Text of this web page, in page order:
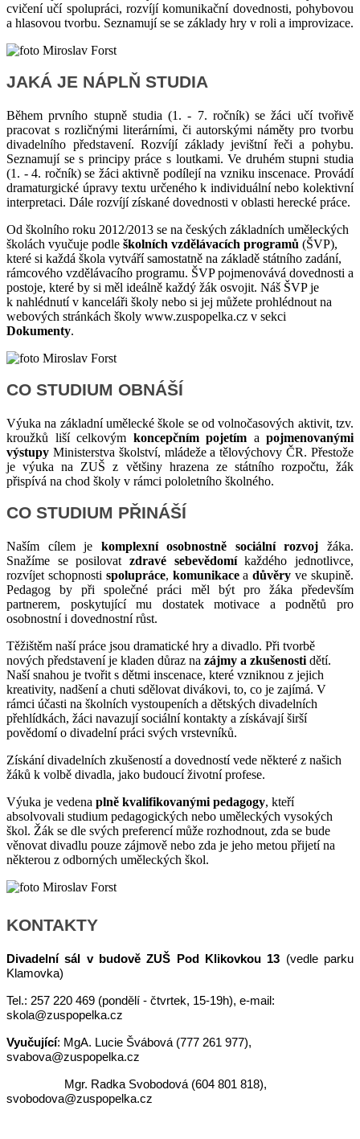
cvičení učí spolupráci, rozvíjí komunikační dovednosti, pohybovou
a hlasovou tvorbu. Seznamují se se základy hry v roli a improvizace.
JAKÁ JE NÁPLŇ STUDIA
Během prvního stupně studia (1. - 7. ročník) se žáci učí tvořivě
pracovat s rozličnými literárními, či autorskými náměty pro tvorbu
divadelního představení. Rozvíjí základy jevištní řeči a pohybu.
Seznamují se s principy práce s loutkami. Ve druhém stupni studia
(1. - 4. ročník) se žáci aktivně podílejí na vzniku inscenace. Provádí
dramaturgické úpravy textu určeného k individuální nebo kolektivní
interpretaci. Dále rozvíjí získané dovednosti v oblasti herecké práce.
Od školního roku 2012/2013 se na českých základních uměleckých
školách vyučuje podle školních vzdělávacích programů (ŠVP),
které si každá škola vytváří samostatně na základě státního zadání,
rámcového vzdělávacího programu. ŠVP pojmenovává dovednosti a
postoje, které by si měl ideálně každý žák osvojit. Náš ŠVP je
k nahlédnutí v kanceláři školy nebo si jej můžete prohlédnout na
webových stránkách školy www.zuspopelka.cz v sekci
Dokumenty.
CO STUDIUM OBNÁŠÍ
Výuka na základní umělecké škole se od volnočasových aktivit, tzv.
kroužků liší celkovým koncepčním pojetím a pojmenovanými
výstupy Ministerstva školství, mládeže a tělovýchovy ČR. Přestože
je výuka na ZUŠ z většiny hrazena ze státního rozpočtu, žák
přispívá na chod školy v rámci pololetního školného.
CO STUDIUM PŘINÁŠÍ
Naším cílem je komplexní osobnostně sociální rozvoj žáka.
Snažíme se posilovat zdravé sebevědomíkaždého jednotlivce,
rozvíjet schopnosti spolupráce, komunikaceadůvěryve skupině.
Pedagog by při společné práci měl být pro žáka především
partnerem, poskytující mu dostatek motivace a podnětů pro
osobnostní i dovednostní růst.
Těžištěm naší práce jsou dramatické hry a divadlo. Při tvorbě
nových představení je kladen důraz na zájmy a zkušenosti dětí.
Naší snahou je tvořit s dětmi inscenace, které vzniknou z jejich
kreativity, nadšení a chuti sdělovat divákovi, to, co je zajímá. V
rámci účasti na školních vystoupeních a dětských divadelních
přehlídkách, žáci navazují sociální kontakty a získávají širší
povědomí o divadelní práci svých vrstevníků.
Získání divadelních zkušeností a dovedností vede některé z našich
žáků k volbě divadla, jako budoucí životní profese.
Výuka je vedena plně kvalifikovanými pedagogy, kteří
absolvovali studium pedagogických nebo uměleckých vysokých
škol. Žák se dle svých preferencí může rozhodnout, zda se bude
věnovat divadlu pouze zájmově nebo zda je jeho metou přijetí na
některou z odborných uměleckých škol.
KONTAKTY
Divadelní sál v budově ZUŠ Pod Klikovkou 13 (vedle parku
Klamovka)
Tel.: 257 220 469 (pondělí - čtvrtek, 15-19h), e-mail:
skola@zuspopelka.cz
Vyučující: MgA. Lucie Švábová (777 261 977),
svabova@zuspopelka.cz
Mgr. Radka Svobodová (604 801 818),
svobodova@zuspopelka.cz